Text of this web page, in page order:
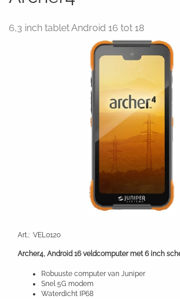
6,3 inch tablet Android 16 tot 18
Art.: VEL0120
Archer4, Android 16 veldcomputer met 6 inch
Robuuste computer van Juniper
Snel 5G modem
Waterdicht IP68